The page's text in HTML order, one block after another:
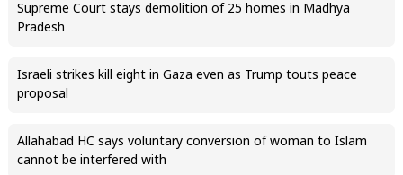
Supreme Court stays demolition of 25 homes in Madhya
Pradesh
Israeli strikes kill eight in Gaza even as Trump touts peace
proposal
Allahabad HC says voluntary conversion of woman to Islam
cannot be interfered with